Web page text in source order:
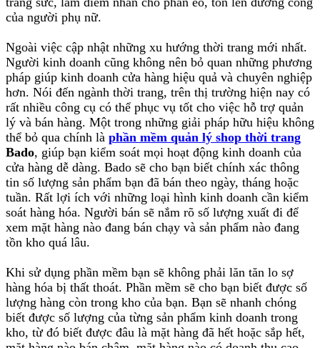
của người phụ nữ.
Ngoài việc cập nhật những xu hướng thời trang mới nhất.
Người kinh doanh cũng không nên bỏ quan những phương
pháp giúp kinh doanh cửa hàng hiệu quả và chuyên nghiệp
hơn. Nói đến ngành thời trang, trên thị trường hiện nay có
rất nhiều công cụ có thể phục vụ tốt cho việc hỗ trợ quản
lý và bán hàng. Một trong những giải pháp hữu hiệu không
thể bỏ qua chính là phần mềm quản lý shop thời trang
Bado, giúp bạn kiểm soát mọi hoạt động kinh doanh của
cửa hàng dễ dàng. Bado sẽ cho bạn biết chính xác thông
tin số lượng sản phẩm bạn đã bán theo ngày, tháng hoặc
tuần. Rất lợi ích với những loại hình kinh doanh cần kiểm
soát hàng hóa. Người bán sẽ nắm rõ số lượng xuất đi để
xem mặt hàng nào đang bán chạy và sản phẩm nào đang
tồn kho quá lâu.
Khi sử dụng phần mềm bạn sẽ không phải lăn tăn lo sợ
hàng hóa bị thất thoát. Phần mềm sẽ cho bạn biết được số
lượng hàng còn trong kho của bạn. Bạn sẽ nhanh chóng
biết được số lượng của từng sản phẩm kinh doanh trong
kho, từ đó biết được đâu là mặt hàng đã hết hoặc sắp hết,